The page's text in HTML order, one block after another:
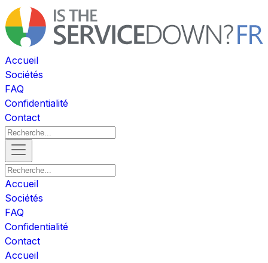
Accueil
Sociétés
FAQ
Confidentialité
Contact
Accueil
Sociétés
FAQ
Confidentialité
Contact
Accueil